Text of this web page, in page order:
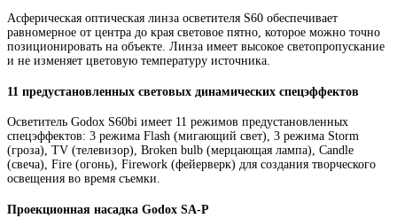
Асферическая оптическая линза осветителя S60 обеспечивает
равномерное от центра до края световое пятно, которое можно точно
позиционировать на объекте. Линза имеет высокое светопропускание
и не изменяет цветовую температуру источника.
11 предустановленных световых динамических спецэффектов
Осветитель Godox S60bi имеет 11 режимов предустановленных
спецэффектов: 3 режима Flash (мигающий свет), 3 режима Storm
(гроза), TV (телевизор), Broken bulb (мерцающая лампа), Candle
(свеча), Fire (огонь), Firework (фейерверк) для создания творческого
освещения во время съемки.
Проекционная насадка Godox SA-P